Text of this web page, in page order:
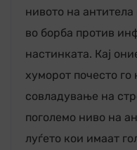
нивото на
во борба против
настинката. Кај
хуморот почесто го
совладување на
поголемо ниво на
луѓето кои имаат